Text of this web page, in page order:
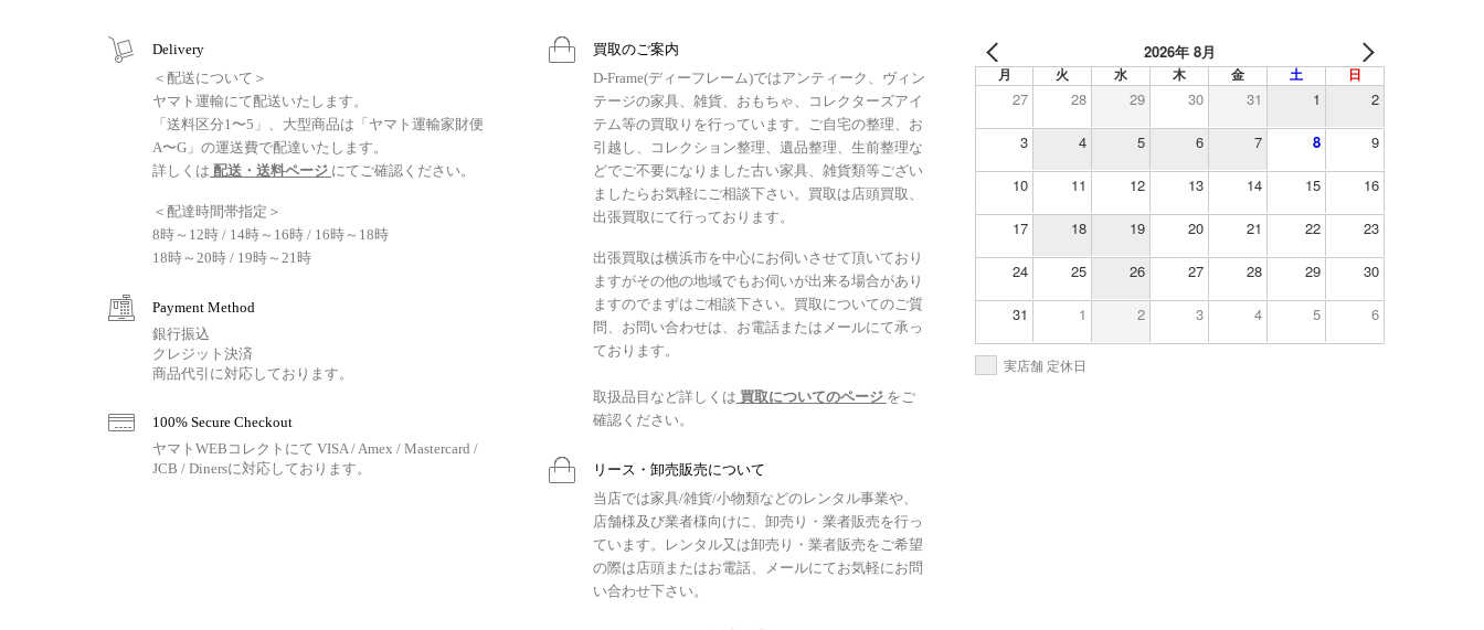
Delivery
＜配送について＞
ヤマト運輸にて配送いたします。
「送料区分1〜5」、大型商品は「ヤマト運輸家財便
A〜G」の運送費で配達いたします。
詳しくは 配送・送料ページ にてご確認ください。
＜配達時間帯指定＞
8時～12時 / 14時～16時 / 16時～18時
18時～20時 / 19時～21時
Payment Method
銀行振込
クレジット決済
商品代引に対応しております。
100% Secure Checkout
ヤマトWEBコレクトにて VISA / Amex / Mastercard /
JCB / Dinersに対応しております。
買取のご案内
D-Frame(ディーフレーム)ではアンティーク、ヴィン
テージの家具、雑貨、おもちゃ、コレクターズアイ
テム等の買取りを行っています。ご自宅の整理、お
引越し、コレクション整理、遺品整理、生前整理な
どでご不要になりました古い家具、雑貨類等ござい
ましたらお気軽にご相談下さい。買取は店頭買取、
出張買取にて行っております。
出張買取は横浜市を中心にお伺いさせて頂いており
ますがその他の地域でもお伺いが出来る場合があり
ますのでまずはご相談下さい。買取についてのご質
問、お問い合わせは、お電話またはメールにて承っ
ております。
取扱品目など詳しくは 買取についてのページ をご
確認ください。
リース・卸売販売について
当店では家具/雑貨/小物類などのレンタル事業や、
店舗様及び業者様向けに、卸売り・業者販売を行っ
ています。レンタル又は卸売り・業者販売をご希望
の際は店頭またはお電話、メールにてお気軽にお問
い合わせ下さい。
2026年 8月
月 火 水 木 金 土 日
27 28 29 30 31 1 2
3 4 5 6 7 8 9
10 11 12 13 14 15 16
17 18 19 20 21 22 23
24 25 26 27 28 29 30
31 1 2 3 4 5 6
実店舗 定休日